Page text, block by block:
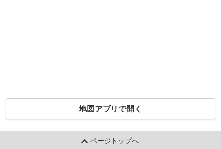
地図アプリで開く
ページトップへ